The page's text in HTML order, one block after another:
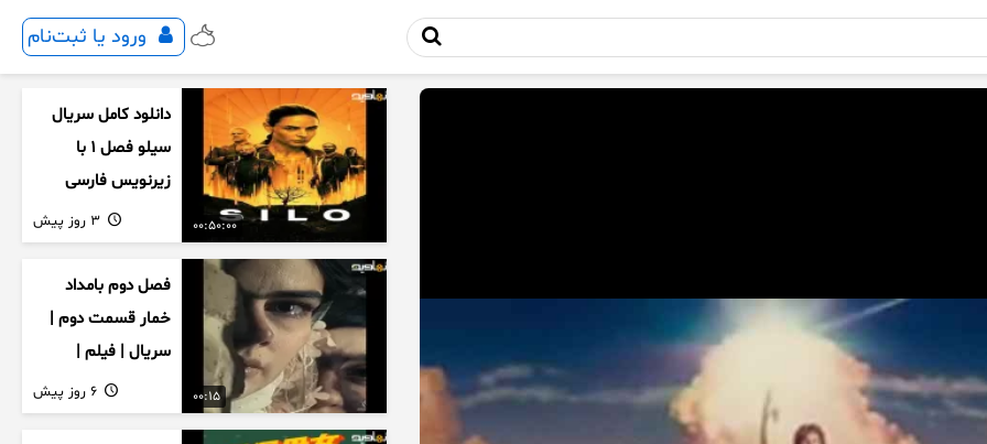
ورود یا ثبت‌نام
00:50:00
دانلود کامل سریال
سیلو فصل ۱ با
زیرنویس فارسی
00:15
فصل دوم بامداد
خمار قسمت دوم |
سریال | فیلم |
نمایش خانگی |
محبوبه | سینمایی